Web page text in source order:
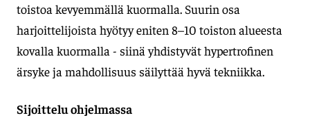
toistoa kevyemmällä kuormalla. Suurin osa
harjoittelijoista hyötyy eniten 8–10 toiston alueesta
kovalla kuormalla - siinä yhdistyvät hypertrofinen
ärsyke ja mahdollisuus säilyttää hyvä tekniikka.
Sijoittelu ohjelmassa